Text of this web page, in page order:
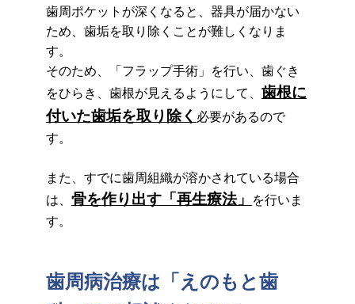
歯周ポケットが深くなると、器具が届かない
ため、歯垢を取り除くことが難しくなりま
す。
そのため、「フラップ手術」を行い、歯ぐき
をひらき、歯根が見えるようにして、 歯根に
付いた歯垢を取り除く 必要があるので
す。
また、すでに歯周組織が溶かされている場合
は、 骨を作り出す「再生療法」
を行いま
す。
歯周病治療は「えのもと歯